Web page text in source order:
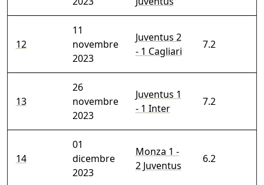
12
11
novembre
2023
Juventus 2
- 1 Cagliari
7.2
13
26
novembre
2023
Juventus 1
- 1 Inter
7.2
14
01
dicembre
2023
Monza 1 -
2 Juventus
6.2